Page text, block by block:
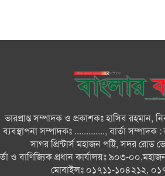
ভারপ্রাপ্ত সম্পাদক ও প্রকাশকঃ হাসিব রহমান,
ব্যবস্থাপনা সম্পাদকঃ ............., বার্তা সম্পাদক
সাগর প্রিন্টার্স মহাজন পট্টি, সদর রোড
ও বাণিজ্যিক প্রধান কার্যালয়ঃ ৯০৩-
মোবাইলঃ ০১৭১১-১০৪২১২,